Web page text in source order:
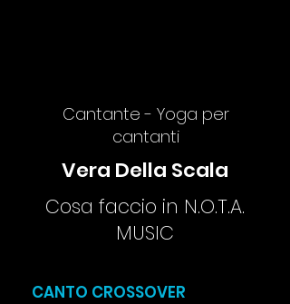
Cantante - Yoga per
cantanti
Vera Della Scala
Cosa faccio in N.O.T.A.
MUSIC
CANTO CROSSOVER